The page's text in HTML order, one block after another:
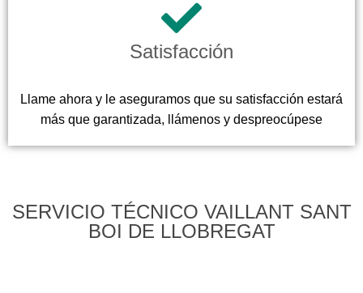
Satisfacción
Llame ahora y le aseguramos que su satisfacción estará
más que garantizada, llámenos y despreocúpese
SERVICIO TÉCNICO VAILLANT SANT
BOI DE LLOBREGAT